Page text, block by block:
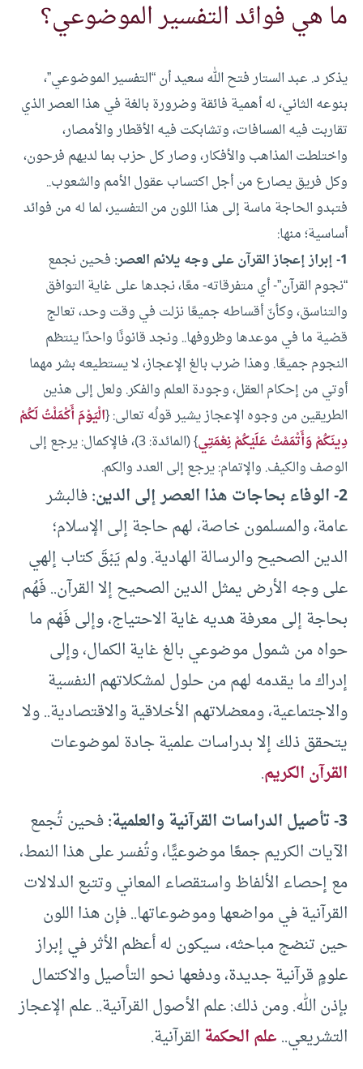
ما هي فوائد التفسير الموضوعي؟
يذكر د. عبد الستار فتح الله سعيد أن “التفسير الموضوعي”،
بنوعه الثاني، له أهمية فائقة وضرورة بالغة في هذا العصر الذي
تقاربت فيه المسافات، وتشابكت فيه الأقطار والأمصار،
واختلطت المذاهب والأفكار، وصار كل حزب بما لديهم فرحون،
وكل فريق يصارع من أجل اكتساب عقول الأمم والشعوب..
فتبدو الحاجة ماسة إلى هذا اللون من التفسير، لما له من فوائد
أساسية؛ منها:
1- إبراز إعجاز القرآن على وجه يلائم العصر:
فحين نجمع
“نجوم القرآن”- أي متفرقاته- معًا، نجدها على غاية التوافق
والتناسق، وكأنّ أقساطه جميعًا نزلت في وقت وحد، تعالج
قضية ما في موعدها وظروفها.. ونجد قانونًا واحدًا ينتظم
النجوم جميعًا. وهذا ضرب بالغ الإعجاز، لا يستطيعه بشر مهما
أوتي من إحكام العقل، وجودة العلم والفكر. ولعل إلى هذين
الطريقين من وجوه الإعجاز يشير قولُه تعالى: {الْيَوْمَ أَكْمَلْتُ لَكُمْ
دِينَكُمْ وَأَتْمَمْتُ عَلَيْكُمْ نِعْمَتِي
} (المائدة: 3)، فالإكمال: يرجع إلى
الوصف والكيف. والإتمام: يرجع إلى العدد والكم.
2- الوفاء بحاجات هذا العصر إلى الدين:
فالبشر
عامة، والمسلمون خاصة، لهم حاجة إلى الإسلام؛
الدين الصحيح والرسالة الهادية. ولم يَبْقَ كتاب إلهي
على وجه الأرض يمثل الدين الصحيح إلا القرآن.. فَهُم
بحاجة إلى معرفة هديه غاية الاحتياج، وإلى فَهْم ما
حواه من شمول موضوعي بالغ غاية الكمال، وإلى
إدراك ما يقدمه لهم من حلول لمشكلاتهم النفسية
والاجتماعية، ومعضلاتهم الأخلاقية والاقتصادية.. ولا
يتحقق ذلك إلا بدراسات علمية جادة لموضوعات
القرآن الكريم.
3- تأصيل الدراسات القرآنية والعلمية:
فحين تُجمع
الآيات الكريم جمعًا موضوعيًّا، وتُفسر على هذا النمط،
مع إحصاء الألفاظ واستقصاء المعاني وتتبع الدلالات
القرآنية في مواضعها وموضوعاتها.. فإن هذا اللون
حين تنضج مباحثه، سيكون له أعظم الأثر في إبراز
علومٍ قرآنية جديدة، ودفعها نحو التأصيل والاكتمال
بإذن الله. ومن ذلك: علم الأصول القرآنية.. علم الإعجاز
التشريعي..علم الحكمةالقرآنية.